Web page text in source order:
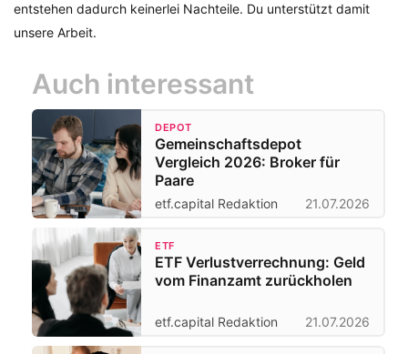
entstehen dadurch keinerlei Nachteile. Du unterstützt damit
unsere Arbeit.
Auch interessant
DEPOT
Gemeinschaftsdepot
Vergleich 2026: Broker für
Paare
etf.capital Redaktion 21.07.2026
ETF
ETF Verlustverrechnung: Geld
vom Finanzamt zurückholen
etf.capital Redaktion 21.07.2026